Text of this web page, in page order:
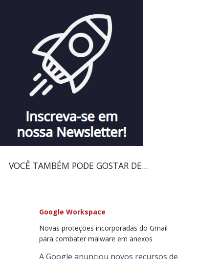
VOCÊ TAMBÉM PODE GOSTAR DE...
Google Workspace
Novas proteções incorporadas do Gmail
para combater malware em anexos
A Google anunciou novos recursos de